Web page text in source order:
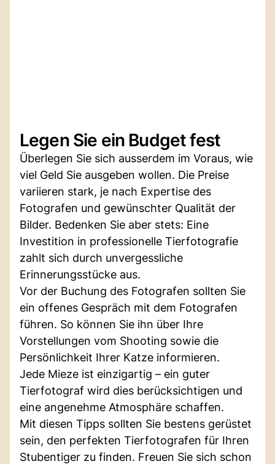
Legen Sie ein Budget fest
Überlegen Sie sich ausserdem im Voraus, wie
viel Geld Sie ausgeben wollen. Die Preise
variieren stark, je nach Expertise des
Fotografen und gewünschter Qualität der
Bilder. Bedenken Sie aber stets: Eine
Investition in professionelle Tierfotografie
zahlt sich durch unvergessliche
Erinnerungsstücke aus.
Vor der Buchung des Fotografen sollten Sie
ein offenes Gespräch mit dem Fotografen
führen. So können Sie ihn über Ihre
Vorstellungen vom Shooting sowie die
Persönlichkeit Ihrer Katze informieren.
Jede Mieze ist einzigartig – ein guter
Tierfotograf wird dies berücksichtigen und
eine angenehme Atmosphäre schaffen.
Mit diesen Tipps sollten Sie bestens gerüstet
sein, den perfekten Tierfotografen für Ihren
Stubentiger zu finden. Freuen Sie sich schon